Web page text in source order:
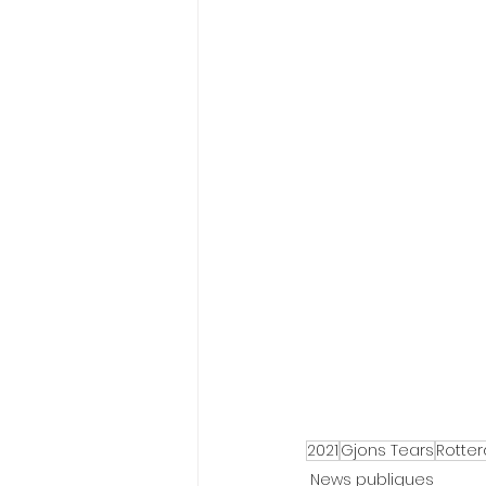
2021 Gjons Tears
News publiques